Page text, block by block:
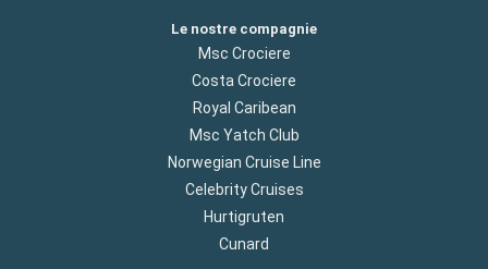
Le nostre compagnie
Msc Crociere
Costa Crociere
Royal Caribean
Msc Yatch Club
Norwegian Cruise Line
Celebrity Cruises
Hurtigruten
Cunard